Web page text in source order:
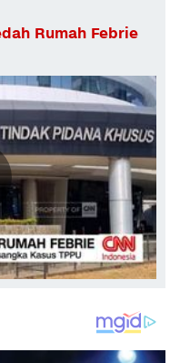
Rumah Febrie